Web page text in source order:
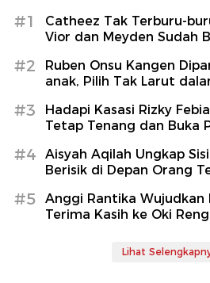
#1
Catheez Tak Terburu-
Vior dan Meyden Sudah
#2
Ruben Onsu Kangen
anak, Pilih Tak Larut
#3
Hadapi Kasasi Rizky
Tetap Tenang dan Buka
#4
Aisyah Aqilah Ungkap
Berisik di Depan Orang
#5
Anggi Rantika Wujudkan
Terima Kasih ke Oki
Lihat